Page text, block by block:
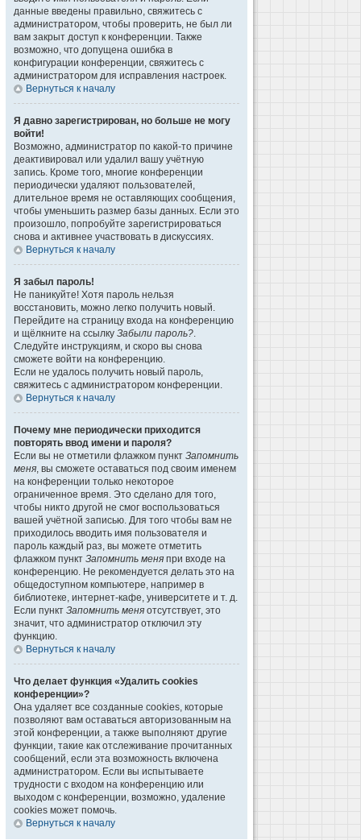
данные введены правильно, свяжитесь с
администратором, чтобы проверить, не был ли
вам закрыт доступ к конференции. Также
возможно, что допущена ошибка в
конфигурации конференции, свяжитесь с
администратором для исправления настроек.
Вернуться к началу
Я давно зарегистрирован, но больше не могу
войти!
Возможно, администратор по какой-то причине
деактивировал или удалил вашу учётную
запись. Кроме того, многие конференции
периодически удаляют пользователей,
длительное время не оставляющих сообщения,
чтобы уменьшить размер базы данных. Если это
произошло, попробуйте зарегистрироваться
снова и активнее участвовать в дискуссиях.
Вернуться к началу
Я забыл пароль!
Не паникуйте! Хотя пароль нельзя
восстановить, можно легко получить новый.
Перейдите на страницу входа на конференцию
и щёлкните на ссылку Забыли пароль?.
Следуйте инструкциям, и скоро вы снова
сможете войти на конференцию.
Если не удалось получить новый пароль,
свяжитесь с администратором конференции.
Вернуться к началу
Почему мне периодически приходится
повторять ввод имени и пароля?
Если вы не отметили флажком пункт Запомнить
меня, вы сможете оставаться под своим именем
на конференции только некоторое
ограниченное время. Это сделано для того,
чтобы никто другой не смог воспользоваться
вашей учётной записью. Для того чтобы вам не
приходилось вводить имя пользователя и
пароль каждый раз, вы можете отметить
флажком пункт Запомнить меня при входе на
конференцию. Не рекомендуется делать это на
общедоступном компьютере, например в
библиотеке, интернет-кафе, университете и т. д.
Если пункт Запомнить меня отсутствует, это
значит, что администратор отключил эту
функцию.
Вернуться к началу
Что делает функция «Удалить cookies
конференции»?
Она удаляет все созданные cookies, которые
позволяют вам оставаться авторизованным на
этой конференции, а также выполняют другие
функции, такие как отслеживание прочитанных
сообщений, если эта возможность включена
администратором. Если вы испытываете
трудности с входом на конференцию или
выходом с конференции, возможно, удаление
cookies может помочь.
Вернуться к началу